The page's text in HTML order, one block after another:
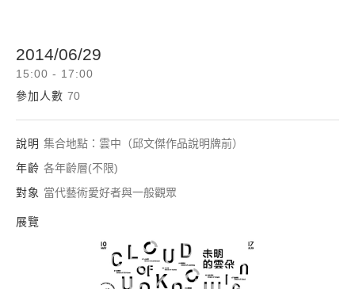
2014/06/29
15:00 - 17:00
參加人數 70
說明 集合地點：雲中（邱文傑作品說明牌前）
年齡 各年齡層(不限)
對象 當代藝術愛好者與一般觀眾
展覽